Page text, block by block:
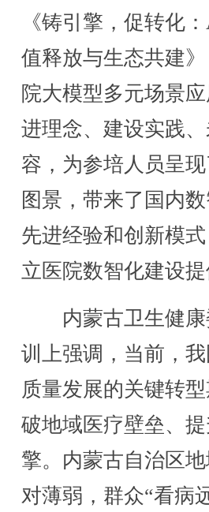
《铸引擎，促转化
值释放与生态共建
院大模型多元场景
进理念、建设实践
容，为参培人员呈
图景，带来了国内
先进经验和创新模
立医院数智化建设提
内蒙古卫生健康
训上强调，当前，
质量发展的关键转
破地域医疗壁垒、
擎。内蒙古自治区
对薄弱，群众“看病